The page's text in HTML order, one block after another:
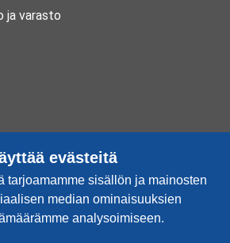
ja varasto
evästeitä
tarjoamamme sisällön ja mainosten
median ominaisuuksien
analysoimiseen.